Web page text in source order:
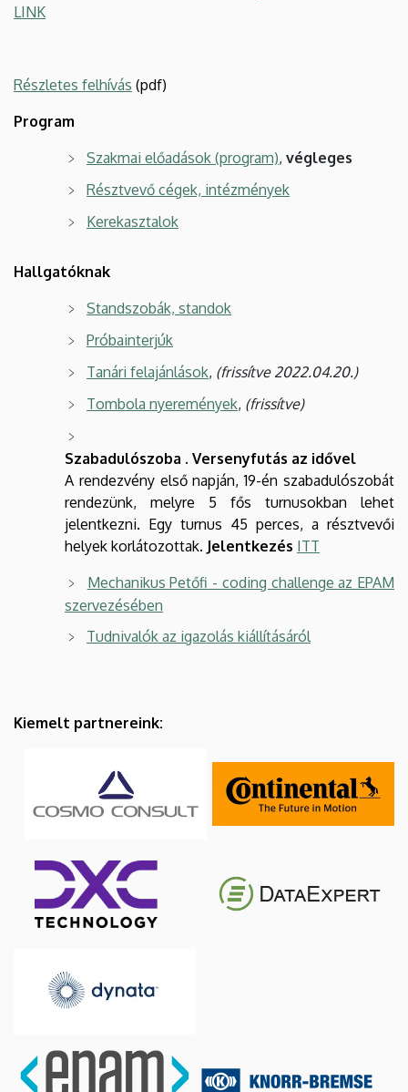
LINK
Részletes felhívás (pdf)
Program
Szakmai előadások (program), végleges
Résztvevő cégek, intézmények
Kerekasztalok
Hallgatóknak
Standszobák, standok
Próbainterjúk
Tanári felajánlások, (frissítve 2022.04.20.)
Tombola nyeremények, (frissítve)
Szabadulószoba . Versenyfutás az idővel
A rendezvény első napján, 19-én szabadulószobát
rendezünk, melyre 5 fős turnusokban lehet
jelentkezni. Egy turnus 45 perces, a résztvevői
helyek korlátozottak. Jelentkezés ITT
Mechanikus Petőfi - coding challenge az EPAM
szervezésében
Tudnivalók az igazolás kiállításáról
Kiemelt partnereink: